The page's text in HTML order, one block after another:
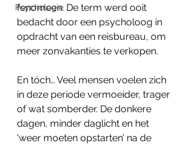
Psychologie
fenomeen. De term werd ooit
bedacht door een psycholoog in
opdracht van een reisbureau, om
meer zonvakanties te verkopen.
En tóch… Veel mensen voelen zich
in deze periode vermoeider, trager
of wat somberder. De donkere
dagen, minder daglicht en het
‘weer moeten opstarten’ na de